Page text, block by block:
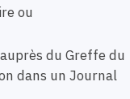
ou
du Greffe du
dans un Journal